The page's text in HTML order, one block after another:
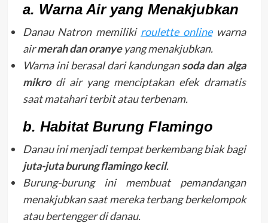
a. Warna Air yang Menakjubkan
Danau Natron memiliki roulette onlinewarna
airmerah dan oranyeyang menakjubkan.
Warna ini berasal dari kandungansoda dan alga
mikrodi air yang menciptakan efek dramatis
saat matahari terbit atau terbenam.
b. Habitat Burung Flamingo
Danau ini menjadi tempat berkembang biak bagi
juta-juta burung flamingo kecil.
Burung-burung ini membuat pemandangan
menakjubkan saat mereka terbang berkelompok
atau bertengger di danau.